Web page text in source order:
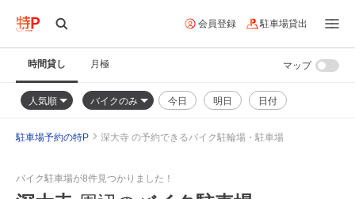
会員登録 駐車場貸出
時間貸し 月極
人気順 バイクのみ 今日 明日 日付
マップ
駐車場予約の特P 深大寺 の予約できるバイク駐輪場・駐車場
バイク駐車場が8件見つかりました！